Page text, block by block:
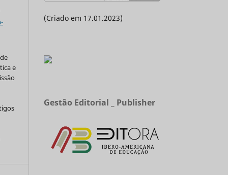
e
(Criado em 17.01.2023)
Gestão Editorial _ Publisher